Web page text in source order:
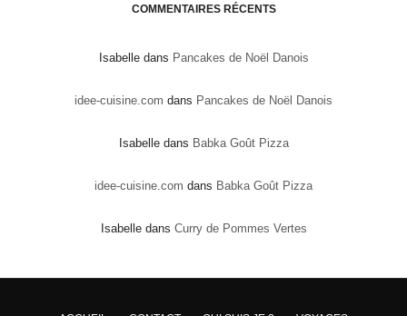
COMMENTAIRES RÉCENTS
Isabelledans Pancakes de Noël Danois
idee-cuisine.com dans Pancakes de Noël Danois
Isabelledans Babka Goût Pizza
idee-cuisine.com dans Babka Goût Pizza
Isabelledans Curry de Pommes Vertes